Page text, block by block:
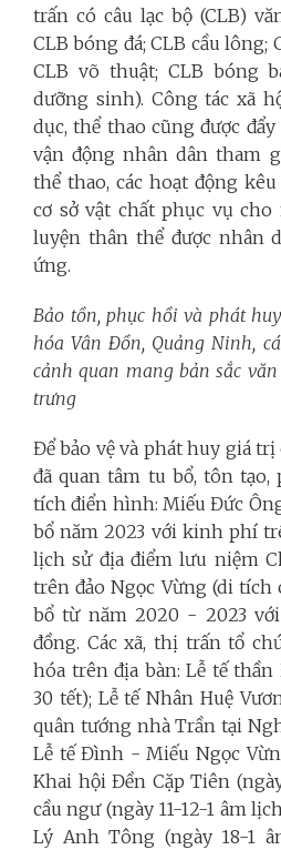
trấn có câu lạc bộ (CLB)
CLB bóng đá; CLB cầu lông;
CLB võ thuật; CLB bóng
dưỡng sinh). Công tác xã
dục, thể thao cũng được
vận động nhân dân tham
thể thao, các hoạt động
cơ sở vật chất phục vụ cho
luyện thân thể được nhân
ứng.
Bảo tồn, phục hồi và phát
hóa Vân Đồn, Quảng Ninh,
cảnh quan mang bản sắc
trưng
Để bảo vệ và phát huy giá trị
đã quan tâm tu bổ, tôn
tích điển hình: Miếu Đức
bổ năm 2023 với kinh phí
lịch sử địa điểm lưu niệm
trên đảo Ngọc Vừng (di tích
bổ từ năm 2020 - 2023
đồng. Các xã, thị trấn tổ
hóa trên địa bàn: Lễ tế
30 tết); Lễ tế Nhân Huệ
quân tướng nhà Trần tại
Lễ tế Đình - Miếu Ngọc
Khai hội Đền Cặp Tiên
cầu ngư (ngày 11-12-1 âm
Lý Anh Tông (ngày 18-1